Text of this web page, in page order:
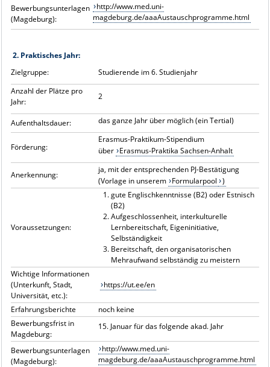
Bewerbungsunterlagen
(Magdeburg):
http://www.med.uni-
magdeburg.de/aaaAustauschprogramme.html
2. Praktisches Jahr:
Zielgruppe:
Studierende im 6. Studienjahr
Anzahl der Plätze pro
Jahr:
2
Aufenthaltsdauer: das ganze Jahr über möglich (ein Tertial)
Förderung:
Erasmus-Praktikum-Stipendium
über Erasmus-Praktika Sachsen-Anhalt
Anerkennung:
ja, mit der entsprechenden PJ-Bestätigung
(Vorlage in unserem Formularpool )
Voraussetzungen:
gute Englischkenntnisse (B2) oder Estnisch
(B2)
Aufgeschlossenheit, interkulturelle
Lernbereitschaft, Eigeninitiative,
Selbständigkeit
Bereitschaft, den organisatorischen
Mehraufwand selbständig zu meistern
Wichtige Informationen
(Unterkunft, Stadt,
Universität, etc.):
https://ut.ee/en
Erfahrungsberichte
noch keine
Bewerbungsfrist in
Magdeburg:
15. Januar für das folgende akad. Jahr
Bewerbungsunterlagen
(Magdeburg):
http://www.med.uni-
magdeburg.de/aaaAustauschprogramme.html